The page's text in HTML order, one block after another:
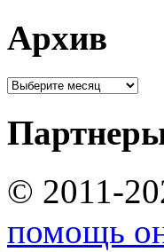
Архив
© 2011-
помощь